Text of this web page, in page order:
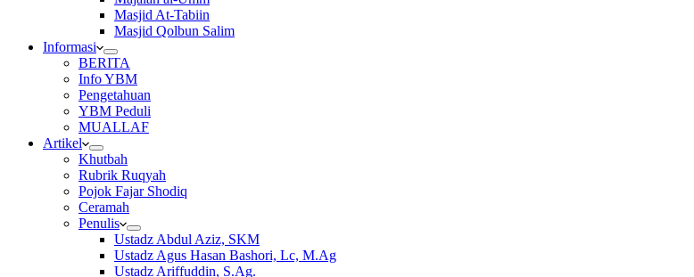
Masjid At-Tabiin
Masjid Qolbun Salim
Informasi
BERITA
Info YBM
Pengetahuan
YBM Peduli
MUALLAF
Artikel
Khutbah
Rubrik Ruqyah
Pojok Fajar Shodiq
Ceramah
Penulis
Ustadz Abdul Aziz, SKM
Ustadz Agus Hasan Bashori, Lc, M.Ag
Ustadz Ariffuddin, S.Ag.